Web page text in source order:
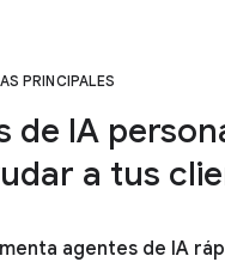
PRINCIPALES
de IA
a tus
agentes de IA